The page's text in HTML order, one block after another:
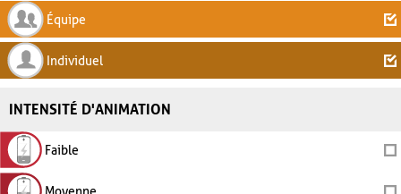
Équipe
Individuel
INTENSITÉ D'ANIMATION
Faible
Moyenne